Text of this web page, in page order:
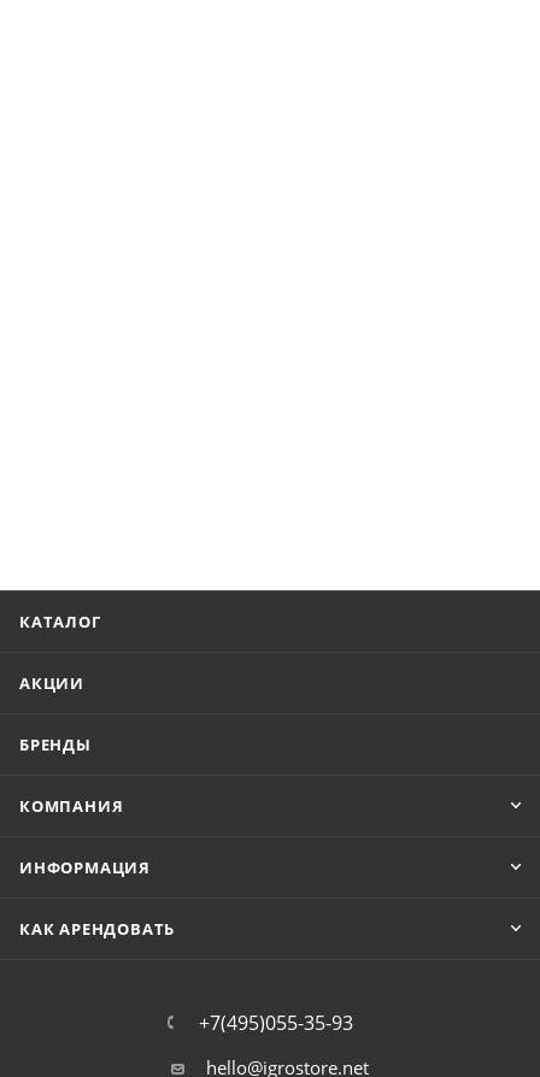
КАТАЛОГ
АКЦИИ
БРЕНДЫ
КОМПАНИЯ
ИНФОРМАЦИЯ
КАК АРЕНДОВАТЬ
+7(495)055-35-93
hello@igrostore.net